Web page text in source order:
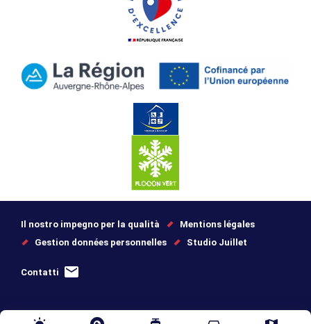
Il nostro impegno per la qualità
Mentions légales
Gestion données personnelles
Studio Juillet
Contatti